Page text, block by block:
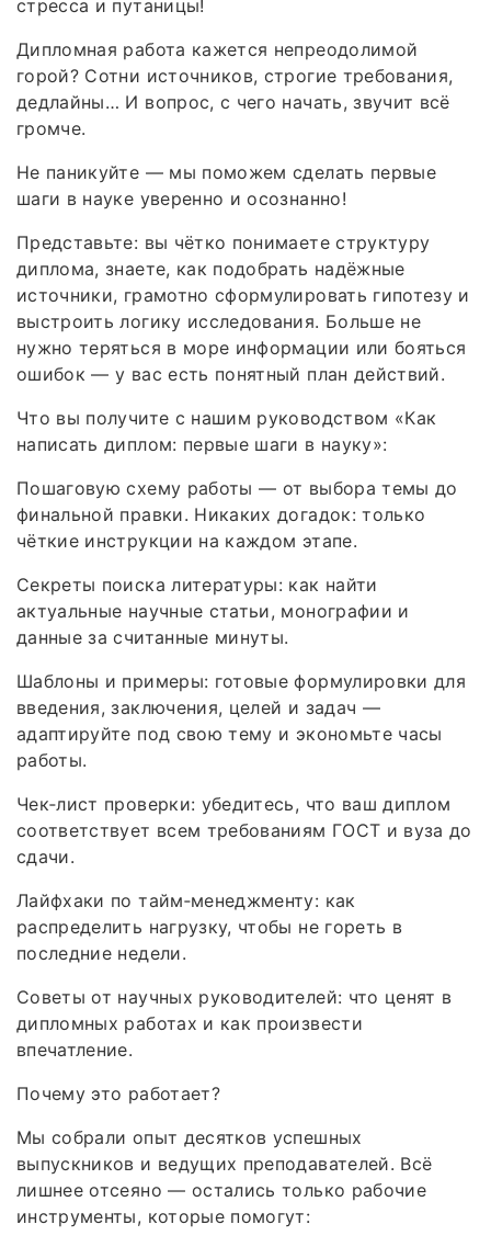
стресса и путаницы!
Дипломная работа кажется непреодолимой
горой? Сотни источников, строгие требования,
дедлайны… И вопрос, с чего начать, звучит всё
громче.
Не паникуйте — мы поможем сделать первые
шаги в науке уверенно и осознанно!
Представьте: вы чётко понимаете структуру
диплома, знаете, как подобрать надёжные
источники, грамотно сформулировать гипотезу и
выстроить логику исследования. Больше не
нужно теряться в море информации или бояться
ошибок — у вас есть понятный план действий.
Что вы получите с нашим руководством «Как
написать диплом: первые шаги в науку»:
Пошаговую схему работы — от выбора темы до
финальной правки. Никаких догадок: только
чёткие инструкции на каждом этапе.
Секреты поиска литературы: как найти
актуальные научные статьи, монографии и
данные за считанные минуты.
Шаблоны и примеры: готовые формулировки для
введения, заключения, целей и задач —
адаптируйте под свою тему и экономьте часы
работы.
Чек‑лист проверки: убедитесь, что ваш диплом
соответствует всем требованиям ГОСТ и вуза до
сдачи.
Лайфхаки по тайм‑менеджменту: как
распределить нагрузку, чтобы не гореть в
последние недели.
Советы от научных руководителей: что ценят в
дипломных работах и как произвести
впечатление.
Почему это работает?
Мы собрали опыт десятков успешных
выпускников и ведущих преподавателей. Всё
лишнее отсеяно — остались только рабочие
инструменты, которые помогут: